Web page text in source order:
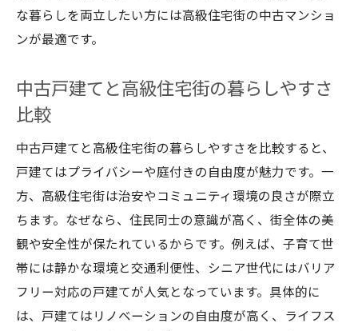
な暮らしを両立したい方には高級住宅街の中古マンショ
ンが最適です。
中古戸建てと高級住宅街の暮らしやすさ
比較
中古戸建てと高級住宅街の暮らしやすさを比較すると、
戸建てはプライバシーや庭付きの自由度が魅力です。一
方、高級住宅街は治安やコミュニティ環境の良さが際立
ちます。なぜなら、住民同士の意識が高く、街全体の美
観や安全性が保たれているからです。例えば、子育て世
帯には静かな環境と交通利便性、シニア世代にはバリア
フリー対応の戸建てが人気となっています。具体的に
は、戸建てはリノベーションの自由度が高く、ライフス